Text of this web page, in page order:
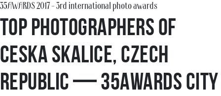
35AWARDS2017- 3rd international photo awards
Top Photographers of
Ceska Skalice, Czech
Republic — 35AWARDS City